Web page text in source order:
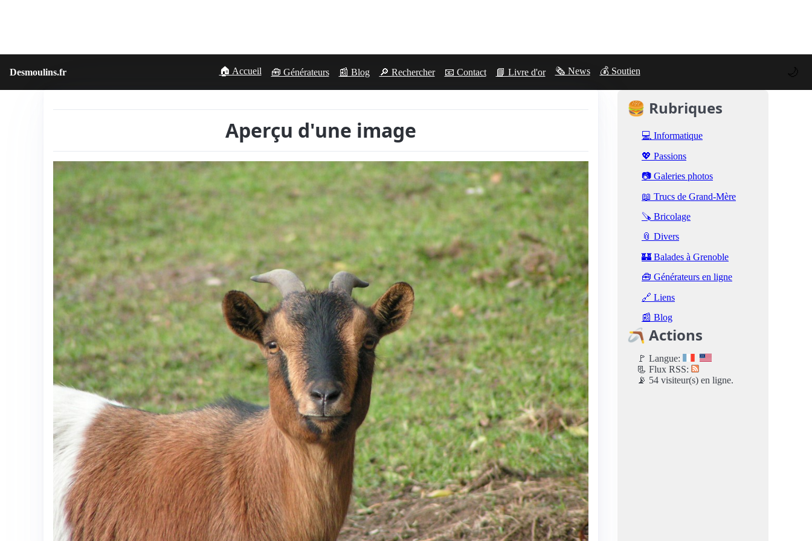
Desmoulins.fr 🏠 Accueil 🧰 Générateurs 📰 Blog 🔎 Rechercher 📧 Contact 📘 Livre d'or 🗞️ News 💰 Soutien 🌙
Aperçu d'une image
🍔 Rubriques
💻 Informatique
💖 Passions
📷 Galeries photos
📖 Trucs de Grand-Mère
🪚 Bricolage
📎 Divers
🏰 Balades à Grenoble
🧰 Générateurs en ligne
🔗 Liens
📰 Blog
🪃 Actions
🚩 Langue:
📃 Flux RSS:
📡 54 visiteur(s) en ligne.